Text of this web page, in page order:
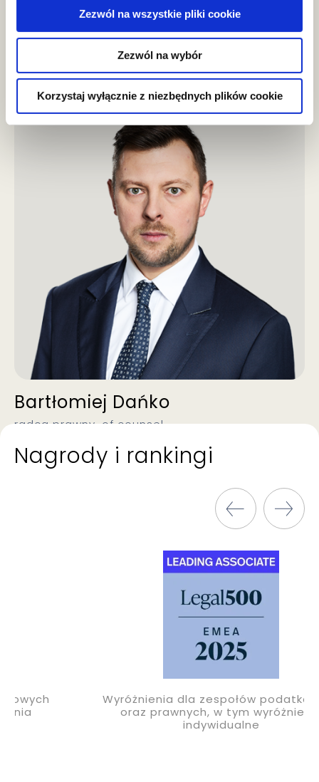
Zezwól na wszystkie pliki cookie
Zezwól na wybór
Korzystaj wyłącznie z niezbędnych plików cookie
Marta Lipińska
radca prawny, counsel
Bartłomiej Dańko
radca prawny, of counsel
Nagrody i rankingi
Wyróżnienia dla zespołów podatkowych
oraz prawnych, w tym wyróżnienia
indywidualne